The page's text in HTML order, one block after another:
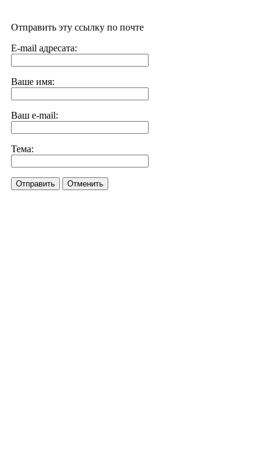
Отправить эту ссылку по почте
E-mail адресата:
Ваше имя:
Ваш e-mail:
Тема:
Отправить Отменить